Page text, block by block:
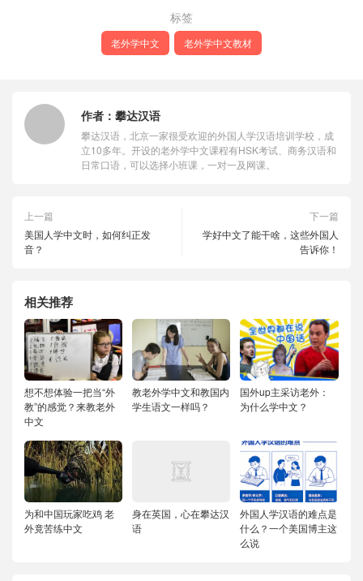
标签
老外学中文 老外学中文教材
作者： 攀达汉语
攀达汉语，北京一家很受欢迎的外国人学汉语培训学校，成
立10多年。开设的老外学中文课程有HSK考试、商务汉语和
日常口语，可以选择小班课，一对一及网课。
上一篇
美国人学中文时，如何纠正发
音？
下一篇
学好中文了能干啥，这些外国人
告诉你！
相关推荐
想不想体验一把当“外
教”的感觉？来教老外
中文
教老外学中文和教国内
学生语文一样吗？
国外up主采访老外：
为什么学中文？
为和中国玩家吃鸡 老
外竟苦练中文
身在英国，心在攀达汉
语
外国人学汉语的难点是
什么？一个美国博主这
么说